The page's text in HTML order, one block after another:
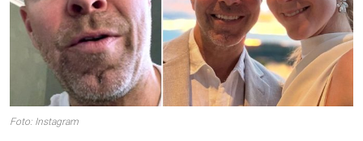
Foto: Instagram